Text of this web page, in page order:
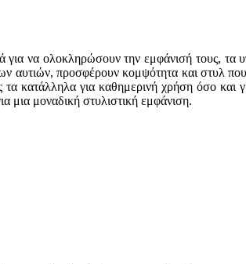
για να ολοκληρώσουν την εμφάνισή τους,
αυτιών, προσφέρουν κομψότητα και στυλ
κατάλληλα για καθημερινή χρήση όσο και
μια μοναδική στυλιστική εμφάνιση.